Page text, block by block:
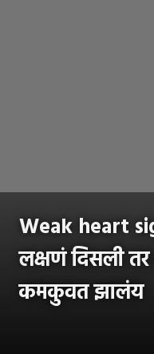
Weak heart
लक्षणं दिसली
कमकुवत झालंय